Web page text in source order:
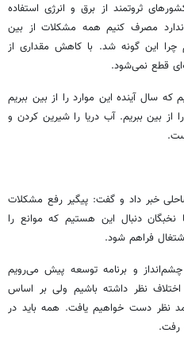
ثروتمند از برق و انرژی استفاده
مصرف کنیم همه مشکلات از بین
این گونه شد. با کاهش مقداری از
قطع نمی‌شود.
سال آینده این موارد را از بین ببریم
از بین ببریم. آب دریا را شیرین کردن و
خبر داد و گفت: پیگیر رفع مشکلات
دنبال این هستیم که موانع را
فراهم شود.
و برنامه توسعه پیش می‌رویم
نظر داشته باشیم ولی بر اساس
نظر دست خواهیم یافت. همه باید در
رفت.